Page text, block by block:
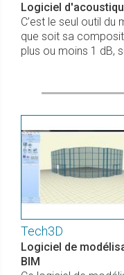
Logiciel
C’est le seul outil du
que soit sa
plus ou moins 1 dB,
Tech3D
Logiciel de
BIM